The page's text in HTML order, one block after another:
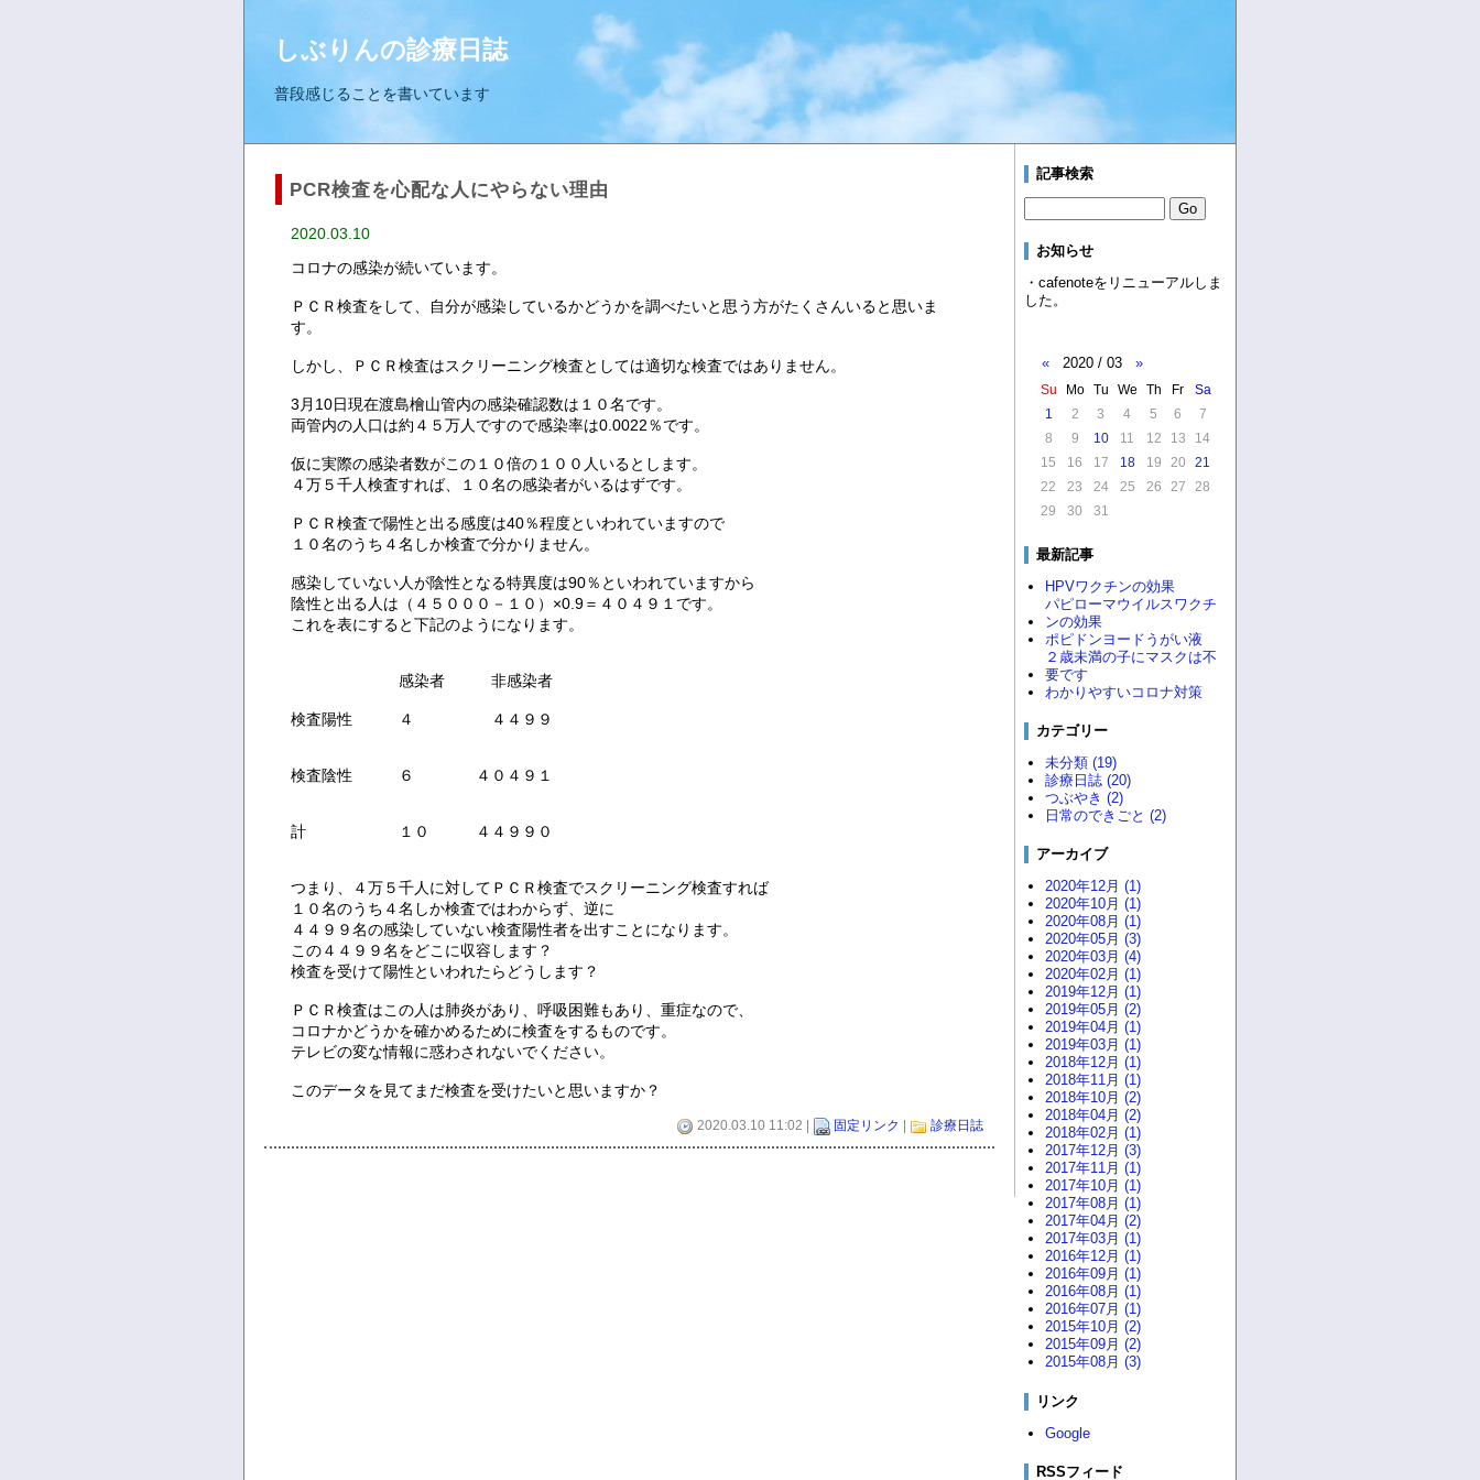
しぶりんの診療日誌
普段感じることを書いています
PCR検査を心配な人にやらない理由
2020.03.10
コロナの感染が続いています。
ＰＣＲ検査をして、自分が感染しているかどうかを調べたいと思う方がたくさんいると思いま
す。
しかし、ＰＣＲ検査はスクリーニング検査としては適切な検査ではありません。
3月10日現在渡島檜山管内の感染確認数は１０名です。
両管内の人口は約４５万人ですので感染率は0.0022％です。
仮に実際の感染者数がこの１０倍の１００人いるとします。
４万５千人検査すれば、１０名の感染者がいるはずです。
ＰＣＲ検査で陽性と出る感度は40％程度といわれていますので
１０名のうち４名しか検査で分かりません。
感染していない人が陰性となる特異度は90％といわれていますから
陰性と出る人は（４５０００－１０）×0.9＝４０４９１です。
これを表にすると下記のようになります。
感染者 非感染者
検査陽性 ４ ４４９９
検査陰性 ６ ４０４９１
計 １０ ４４９９０
つまり、４万５千人に対してＰＣＲ検査でスクリーニング検査すれば
１０名のうち４名しか検査ではわからず、逆に
４４９９名の感染していない検査陽性者を出すことになります。
この４４９９名をどこに収容します？
検査を受けて陽性といわれたらどうします？
ＰＣＲ検査はこの人は肺炎があり、呼吸困難もあり、重症なので、
コロナかどうかを確かめるために検査をするものです。
テレビの変な情報に惑わされないでください。
このデータを見てまだ検査を受けたいと思いますか？
2020.03.10 11:02 | 固定リンク 診療日誌
記事検索
お知らせ
・cafenoteをリニューアルしま
した。
« 2020 / 03 »
Su Mo Tu We Th Fr
Sa
1
2 3 4 5 6
7
8
9 10 11 12 13
14
15
16 17 18 19 20
21
22
23 24 25 26 27
28
29
30 31
最新記事
HPVワクチンの効果
パピローマウイルスワクチ
ンの効果
ポピドンヨードうがい液
２歳未満の子にマスクは不
要です
わかりやすいコロナ対策
カテゴリー
未分類 (19)
診療日誌 (20)
つぶやき (2)
日常のできごと (2)
アーカイブ
2020年12月 (1)
2020年10月 (1)
2020年08月 (1)
2020年05月 (3)
2020年03月 (4)
2020年02月 (1)
2019年12月 (1)
2019年05月 (2)
2019年04月 (1)
2019年03月 (1)
2018年12月 (1)
2018年11月 (1)
2018年10月 (2)
2018年04月 (2)
2018年02月 (1)
2017年12月 (3)
2017年11月 (1)
2017年10月 (1)
2017年08月 (1)
2017年04月 (2)
2017年03月 (1)
2016年12月 (1)
2016年09月 (1)
2016年08月 (1)
2016年07月 (1)
2015年10月 (2)
2015年09月 (2)
2015年08月 (3)
リンク
Google
RSSフィード